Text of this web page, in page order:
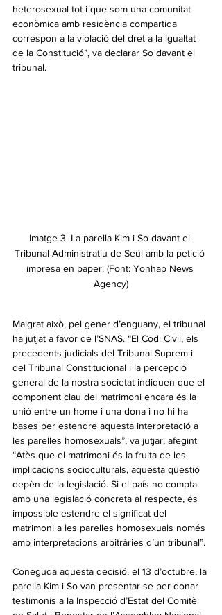
heterosexual tot i que som una comunitat
econòmica amb residència compartida
correspon a la violació del dret a la igualtat
de la Constitució”, va declarar So davant el
tribunal.
Imatge 3. La parella Kim i So davant el
Tribunal Administratiu de Seül amb la petició
impresa en paper. (Font: Yonhap News
Agency)
Malgrat això, pel gener d’enguany, el tribunal
ha jutjat a favor de l’SNAS. “El Codi Civil, els
precedents judicials del Tribunal Suprem i
del Tribunal Constitucional i la percepció
general de la nostra societat indiquen que el
component clau del matrimoni encara és la
unió entre un home i una dona i no hi ha
bases per estendre aquesta interpretació a
les parelles homosexuals”, va jutjar, afegint
“Atès que el matrimoni és la fruita de les
implicacions socioculturals, aquesta qüestió
depèn de la legislació. Si el país no compta
amb una legislació concreta al respecte, és
impossible estendre el significat del
matrimoni a les parelles homosexuals només
amb interpretacions arbitràries d’un tribunal”.
Coneguda aquesta decisió, el 13 d’octubre, la
parella Kim i So van presentar-se per donar
testimonis a la Inspecció d’Estat del Comitè